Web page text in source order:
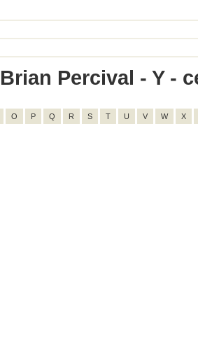
Percival - Y -
O P Q R S T U V W X